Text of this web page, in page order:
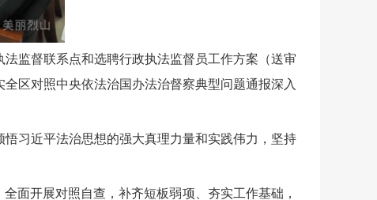
监督联系点和选聘行政执法监督员工作方案（送审
区对照中央依法治国办法治督察典型问题通报深入
习近平法治思想的强大真理力量和实践伟力，坚持
面开展对照自查，补齐短板弱项、夯实工作基础，